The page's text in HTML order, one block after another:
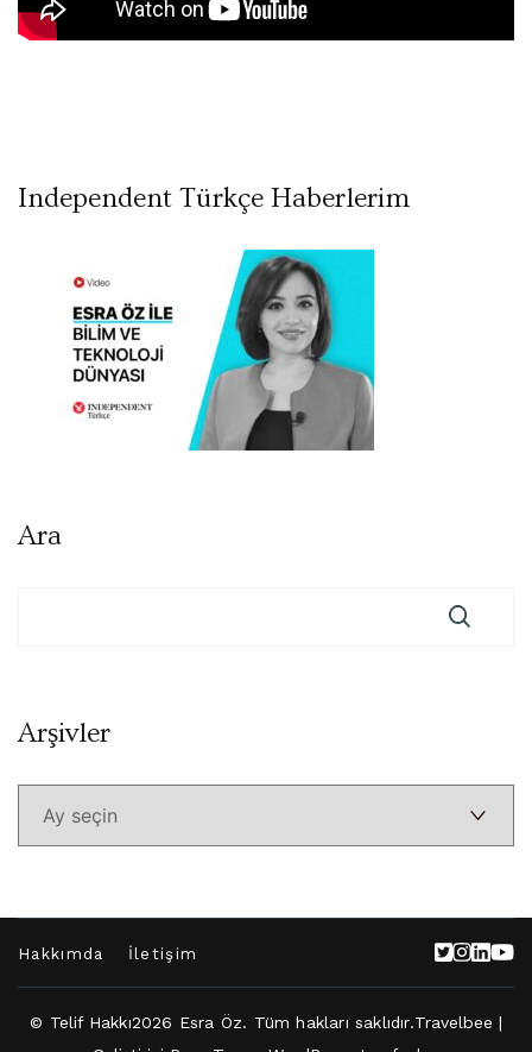
Independent Türkçe Haberlerim
Ara
ArşivlerArşivler
Hakkımda İletişim
© Telif Hakkı2026 Esra Öz. Tüm hakları saklıdır.Travelbee |